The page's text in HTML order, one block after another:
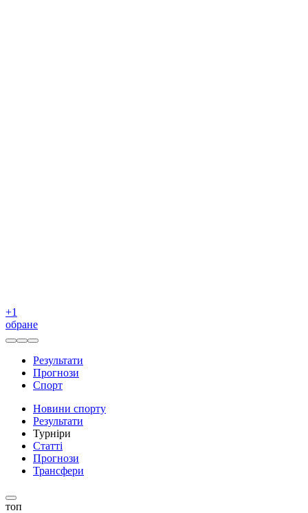
+1
обране
Результати
Прогнози
Спорт
Новини спорту
Результати
Турніри
Статті
Прогнози
Трансфери
топ